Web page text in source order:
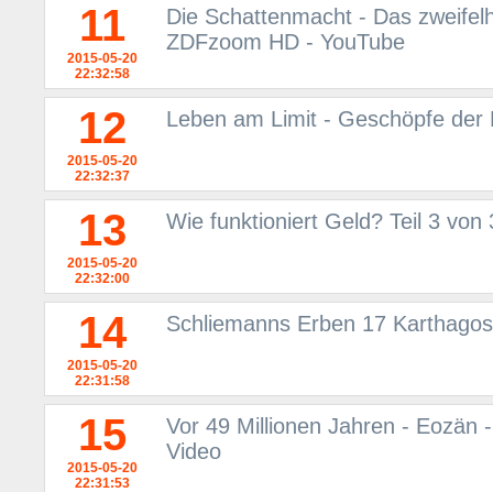
11
2015-05-20
22:32:58
Die Schattenmacht - Das
ZDFzoom HD - YouTube
12
2015-05-20
22:32:37
Leben am Limit - Geschöpfe der
13
2015-05-20
22:32:00
Wie funktioniert Geld? Teil 3 von
14
2015-05-20
22:31:58
Schliemanns Erben 17
15
2015-05-20
22:31:53
Vor 49 Millionen Jahren - Eozän
Video